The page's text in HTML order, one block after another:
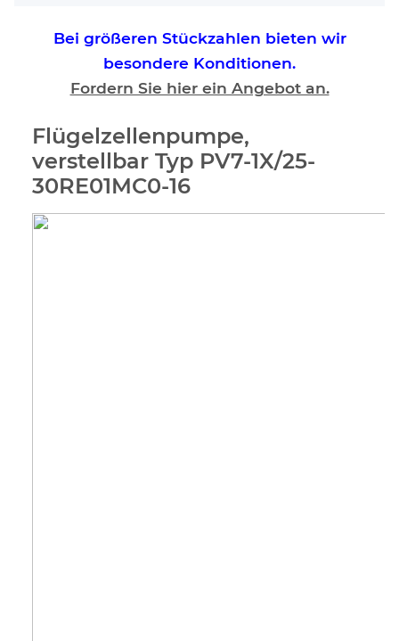
Bei größeren Stückzahlen bieten wir
besondere Konditionen.
Fordern Sie hier ein Angebot an.
Flügelzellenpumpe,
verstellbar Typ PV7-1X/25-
30RE01MC0-16